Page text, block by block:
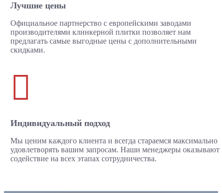
Лучшие цены
Официальное партнерство с европейскими заводами
производителями клинкерной плитки позволяет нам
предлагать самые выгодные цены с дополнительными
скидками.

Индивидуальный подход
Мы ценим каждого клиента и всегда стараемся максимально
удовлетворять вашим запросам. Наши менеджеры оказывают
содействие на всех этапах сотрудничества.